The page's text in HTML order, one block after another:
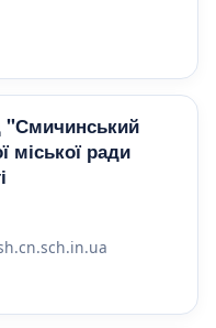
"Смичинський
міської ради